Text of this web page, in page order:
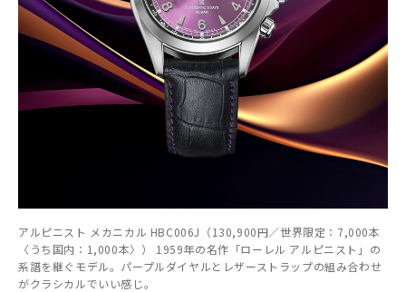
アルピニスト メカニカル HBC006J（130,900円／世界限定：7,000本
〈うち国内：1,000本〉） 1959年の名作「ローレル アルピニスト」の
系譜を継ぐモデル。パープルダイヤルとレザーストラップの組み合わせ
がクラシカルでいい感じ。